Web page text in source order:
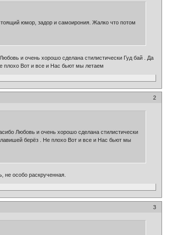
юмор, задор и самоирония. Жалко что потом
и очень хорошо сделана стилистически Гуд бай . Да
плохо Вот и все и Нас бьют мы летаем
2
Любовь и очень хорошо сделана стилистически
берёз . Не плохо Вот и все и Нас бьют мы
не особо раскрученная.
3